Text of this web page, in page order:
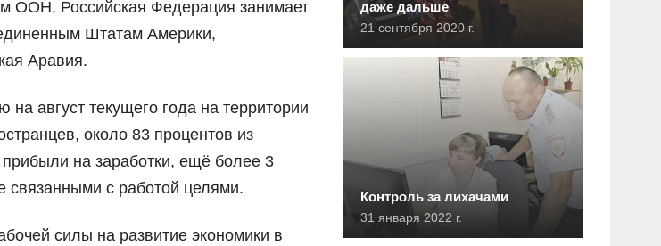
ООН, Российская Федерация занимает
Штатам Америки,
Аравия.
август текущего года на территории
около 83 процентов из
на заработки, ещё более 3
связанными с работой целями.
силы на развитие экономики в
даже дальше
21 сентября 2020 г.
Контроль за лихачами
31 января 2022 г.